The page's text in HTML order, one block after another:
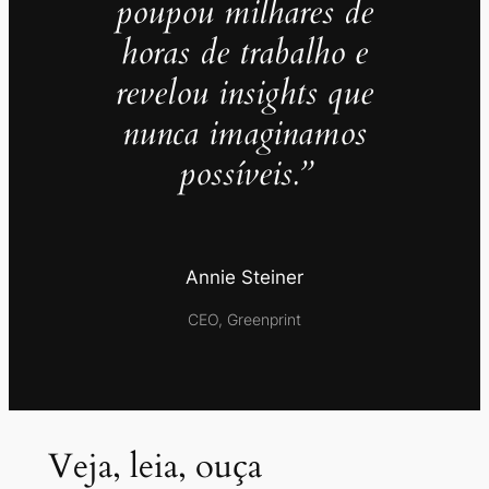
poupou milhares de
horas de trabalho e
revelou insights que
nunca imaginamos
possíveis.”
Annie Steiner
CEO, Greenprint
Veja, leia, ouça